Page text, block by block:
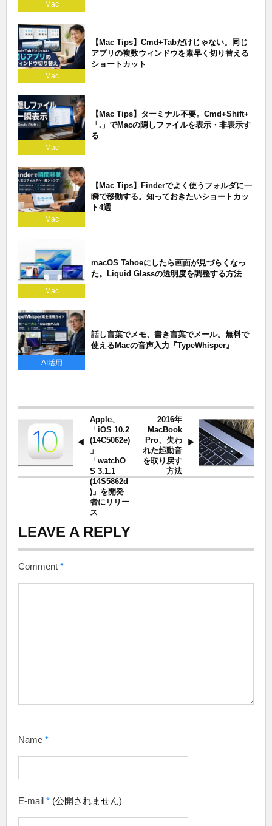
Mac
Mac
【Mac Tips】Cmd+Tabだけじゃない。同じ
アプリの複数ウィンドウを素早く切り替える
ショートカット
Mac
【Mac Tips】ターミナル不要。Cmd+Shift+
「.」でMacの隠しファイルを表示・非表示す
る
Mac
【Mac Tips】Finderでよく使うフォルダに一
瞬で移動する。知っておきたいショートカッ
ト4選
Mac
macOS Tahoeにしたら画面が見づらくなっ
た。Liquid Glassの透明度を調整する方法
AI活用
話し言葉でメモ、書き言葉でメール。無料で
使えるMacの音声入力『TypeWhisper』
Apple、
「iOS 10.2
(14C5062e)
」
「watchO
S 3.1.1
(14S5862d
)」を開発
者にリリー
ス
2016年
MacBook
Pro、失わ
れた起動音
を取り戻す
方法
LEAVE A REPLY
Comment *
Name *
E-mail * (公開されません)